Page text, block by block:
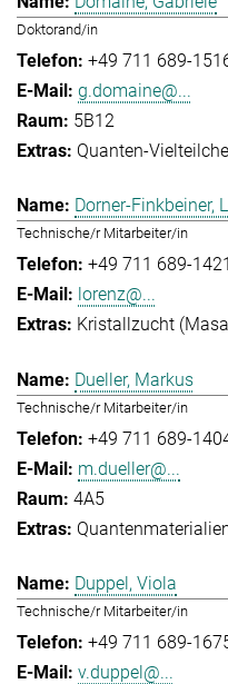
Doktorand/in
+49 711 689-
g.domaine@...
5B12
Quanten-
Dorner-Finkbeiner,
Technische/r Mitarbeiter/in
+49 711 689-1421
lorenz@...
Kristallzucht
Dueller, Markus
Technische/r Mitarbeiter/in
+49 711 689-
m.dueller@...
4A5
Duppel, Viola
Technische/r Mitarbeiter/in
+49 711 689-
v.duppel@...